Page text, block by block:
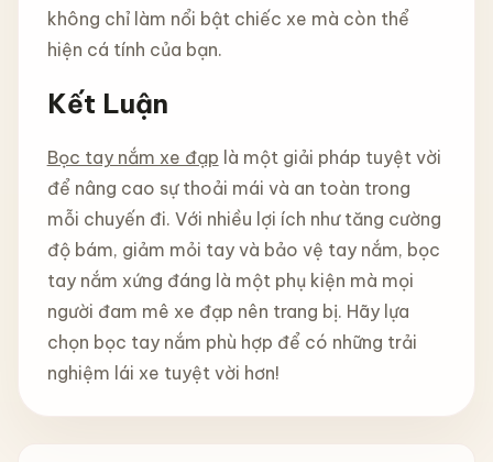
không chỉ làm nổi bật chiếc xe mà còn thể
hiện cá tính của bạn.
Kết Luận
Bọc tay nắm xe đạp là một giải pháp tuyệt vời
để nâng cao sự thoải mái và an toàn trong
mỗi chuyến đi. Với nhiều lợi ích như tăng cường
độ bám, giảm mỏi tay và bảo vệ tay nắm, bọc
tay nắm xứng đáng là một phụ kiện mà mọi
người đam mê xe đạp nên trang bị. Hãy lựa
chọn bọc tay nắm phù hợp để có những trải
nghiệm lái xe tuyệt vời hơn!